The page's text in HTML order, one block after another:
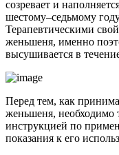
созревает и
шестому–седьмому
Терапевтическими
женьшеня, именно
высушивается в
Перед тем, как
женьшеня, необходимо
инструкцией по
показания к его